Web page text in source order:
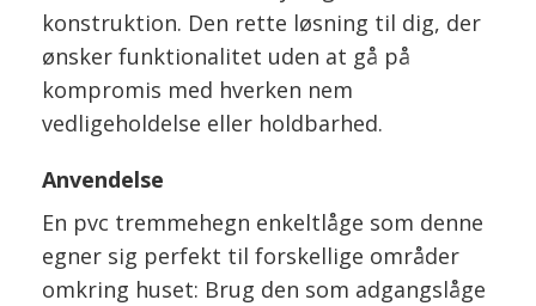
konstruktion. Den rette løsning til dig, der
ønsker funktionalitet uden at gå på
kompromis med hverken nem
vedligeholdelse eller holdbarhed.
Anvendelse
En pvc tremmehegn enkeltlåge som denne
egner sig perfekt til forskellige områder
omkring huset: Brug den som adgangslåge